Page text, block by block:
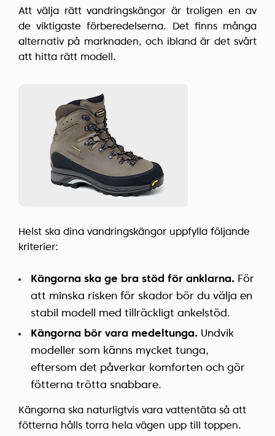
Att välja rätt vandringskängor är troligen en av
de viktigaste förberedelserna. Det finns många
alternativ på marknaden, och ibland är det svårt
att hitta rätt modell.
Helst ska dina vandringskängor uppfylla följande
kriterier:
Kängorna ska ge bra stöd för anklarna. För
att minska risken för skador bör du välja en
stabil modell med tillräckligt ankelstöd.
Kängorna bör vara medeltunga. Undvik
modeller som känns mycket tunga,
eftersom det påverkar komforten och gör
fötterna trötta snabbare.
Kängorna ska naturligtvis vara vattentäta så att
fötterna hålls torra hela vägen upp till toppen.